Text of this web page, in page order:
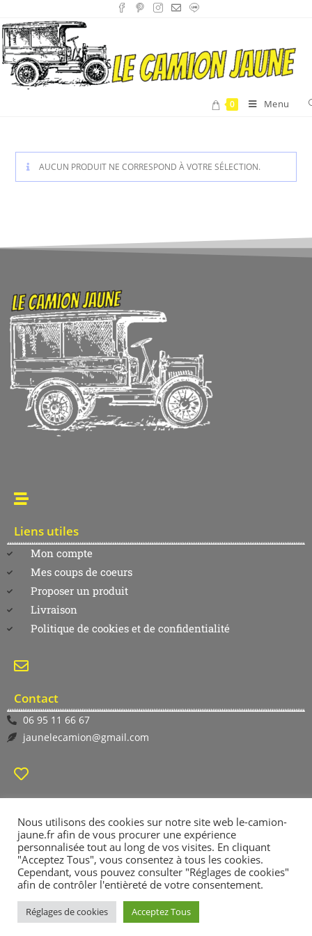
0 Menu
AUCUN PRODUIT NE CORRESPOND À VOTRE SÉLECTION.
Liens utiles
Mon compte
Mes coups de coeurs
Proposer un produit
Livraison
Politique de cookies et de confidentialité
Contact
06 95 11 66 67
jaunelecamion@gmail.com
Nous utilisons des cookies sur notre site web le-camion-
jaune.fr afin de vous procurer une expérience
personnalisée tout au long de vos visites. En cliquant
"Acceptez Tous", vous consentez à tous les cookies.
Cependant, vous pouvez consulter "Réglages de cookies"
afin de contrôler l'entièreté de votre consentement.
Réglages de cookies Acceptez Tous